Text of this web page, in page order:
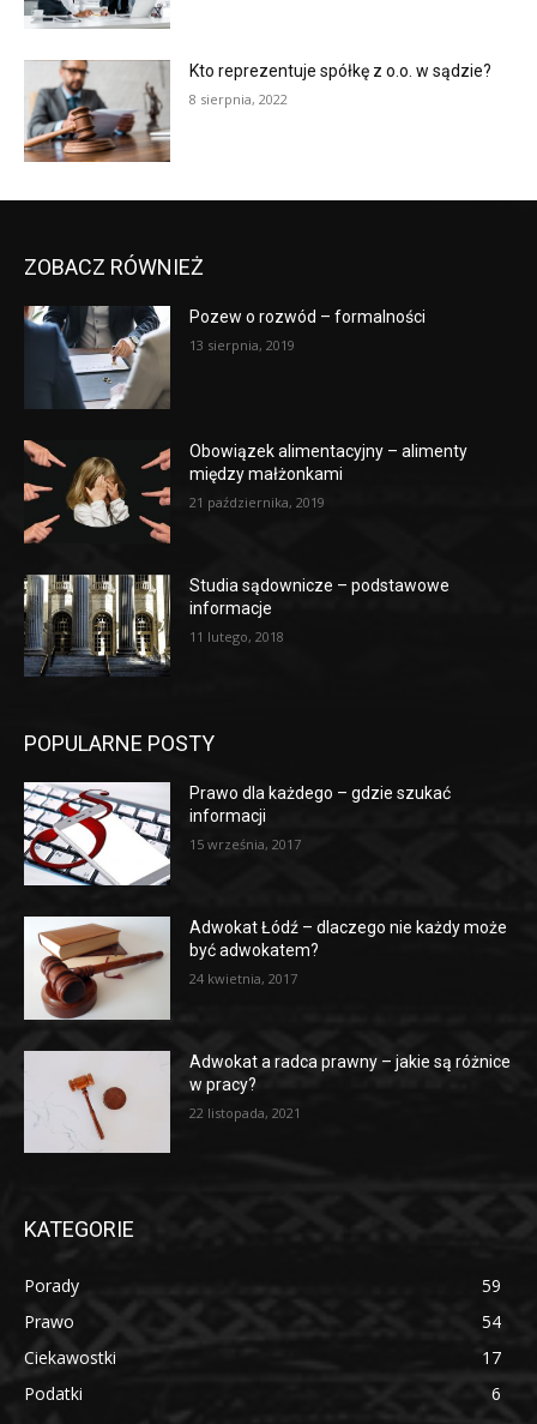
Kto reprezentuje spółkę z o.o. w sądzie?
8 sierpnia, 2022
ZOBACZ RÓWNIEŻ
Pozew o rozwód – formalności
13 sierpnia, 2019
Obowiązek alimentacyjny – alimenty
między małżonkami
21 października, 2019
Studia sądownicze – podstawowe
informacje
11 lutego, 2018
POPULARNE POSTY
Prawo dla każdego – gdzie szukać
informacji
15 września, 2017
Adwokat Łódź – dlaczego nie każdy może
być adwokatem?
24 kwietnia, 2017
Adwokat a radca prawny – jakie są różnice
w pracy?
22 listopada, 2021
KATEGORIE
Porady
59
Prawo
54
Ciekawostki
17
Podatki
6